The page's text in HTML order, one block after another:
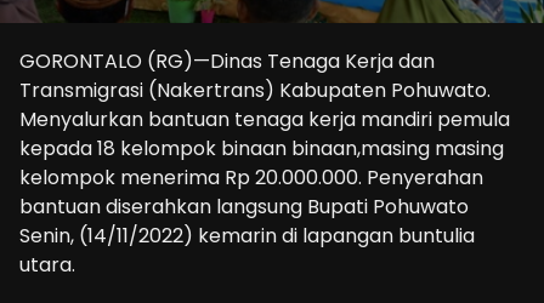
GORONTALO (RG)—Dinas Tenaga Kerja dan
Transmigrasi (Nakertrans) Kabupaten Pohuwato.
Menyalurkan bantuan tenaga kerja mandiri pemula
kepada 18 kelompok binaan binaan,masing masing
kelompok menerima Rp 20.000.000. Penyerahan
bantuan diserahkan langsung Bupati Pohuwato
Senin, (14/11/2022) kemarin di lapangan buntulia
utara.